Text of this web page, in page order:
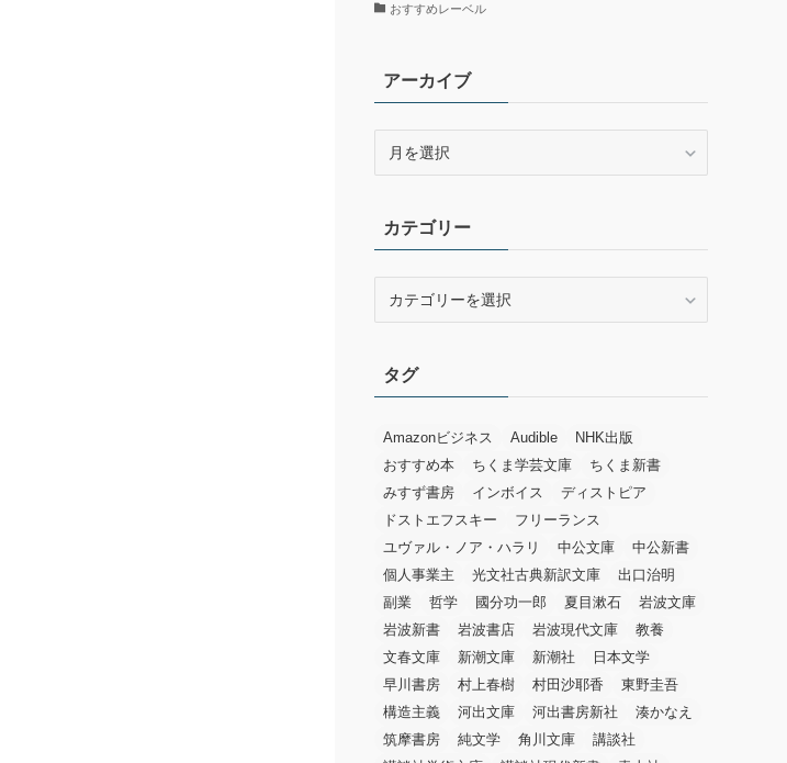
おすすめレーベル
アーカイブ
ブカテゴリー
ータグ
Amazonビジネス Audible
NHK出版
おすすめ本
ちくま学芸文庫
ちくま新書
みすず書房
インボイス
ディストピア
ドストエフスキー
フリーランス
ユヴァル・ノア・ハラリ
中公文庫
中公新書
個人事業主
光文社古典新訳文庫
出口治明
副業
哲学 國分功一郎 夏目漱石
岩波文庫
岩波新書
岩波書店 岩波現代文庫
教養
文春文庫
新潮文庫 新潮社
日本文学
早川書房
村上春樹 村田沙耶香
東野圭吾
構造主義
河出文庫 河出書房新社
湊かなえ
筑摩書房
純文学 角川文庫
講談社